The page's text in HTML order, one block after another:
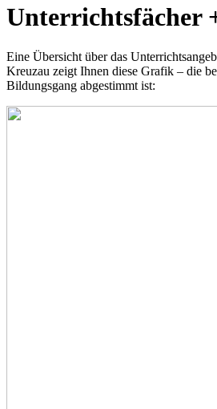
Unterrichtsfächer
Eine Übersicht über das
Kreuzau zeigt Ihnen diese Grafik – die
Bildungsgang abgestimmt ist: